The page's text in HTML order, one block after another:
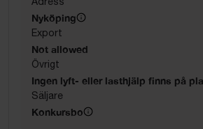
Nyköping
Export
Not allowed
Övrigt
Ingen lyft- eller lasthjälp finns på
Säljare
Konkursbo